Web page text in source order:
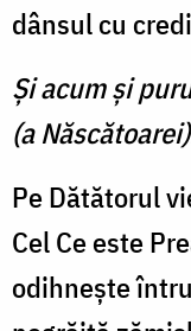
dânsul cu
Şi acum şi
(a
Pe Dătătorul
Cel Ce este
odih­neşte